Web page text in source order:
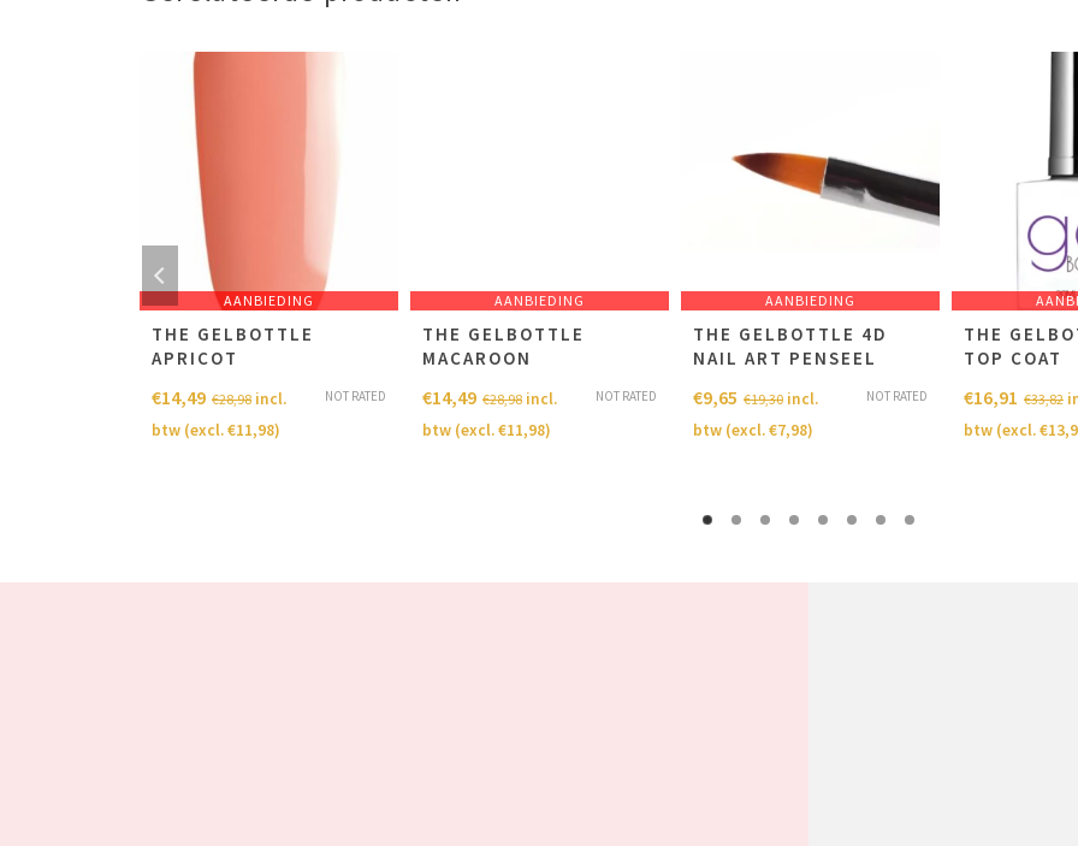
AANBIEDING
THE GELBOTTLE
APRICOT
NOT RATED
€28,98
€14,49
incl.
btw (excl.€11,98)
AANBIEDING
THE GELBOTTLE
MACAROON
NOT RATED
€28,98
€14,49
incl.
btw (excl.€11,98)
AANBIEDING
THE GELBOTTLE 4D
NAIL ART PENSEEL
NOT RATED
€19,30
€9,65
incl.
btw (excl.€7,98)
THE
TOP COAT
€33,82
€16,91
btw (excl.€